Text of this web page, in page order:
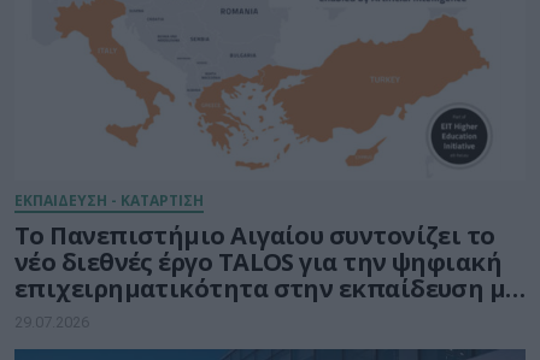
ΕΚΠΑΙΔΕΥΣΗ - ΚΑΤΑΡΤΙΣΗ
Το Πανεπιστήμιο Αιγαίου συντονίζει το
νέο διεθνές έργο TALOS για την ψηφιακή
επιχειρηματικότητα στην εκπαίδευση με
τη δύναμη της Τεχνητής Νοημοσύνης
29.07.2026